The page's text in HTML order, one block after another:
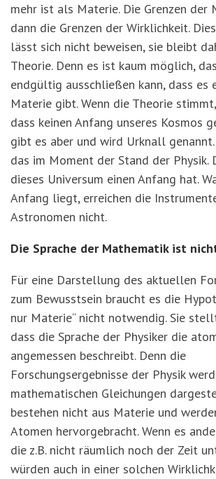
mehr ist als Materie. Die Grenzen der
dann die Grenzen der Wirklichkeit.
lässt sich nicht beweisen, sie bleibt
Theorie. Denn es ist kaum möglich,
endgültig ausschließen kann, dass es
Materie gibt. Wenn die Theorie
dass keinen Anfang unseres Kosmos
gibt es aber und wird Urknall
das im Moment der Stand der Physik.
dieses Universum einen Anfang hat.
Anfang liegt, erreichen die
Astronomen nicht.
Die Sprache der Mathematik ist
Für eine Darstellung des aktuellen
zum Bewusstsein braucht es die
nur Materie“ nicht notwendig. Sie
dass die Sprache der Physiker die
angemessen beschreibt. Denn die
Forschungsergebnisse der Physik
mathematischen Gleichungen
bestehen nicht aus Materie und
Atomen hervorgebracht. Wenn es
die z.B. nicht räumlich noch der Zeit
würden auch in einer solchen